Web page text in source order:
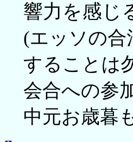
響力を感じ
(エッソの合
することは
会合への参
中元お歳暮